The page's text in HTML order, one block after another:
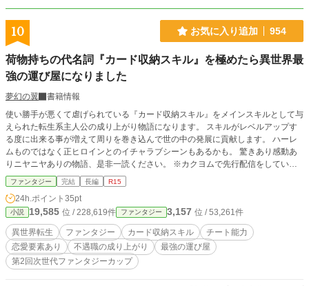
10 お気に入り追加 954
荷物持ちの代名詞『カード収納スキル』を極めたら異世界最
強の運び屋になりました
夢幻の翼
書籍情報
使い勝手が悪くて虐げられている『カード収納スキル』をメインスキルとして与
えられた転生系主人公の成り上がり物語になります。 スキルがレベルアップす
る度に出来る事が増えて周りを巻き込んで世の中の発展に貢献します。 ハーレ
ムものではなく正ヒロインとのイチャラブシーンもあるかも。 驚きあり感動あ
りニヤニヤありの物語、是非一読ください。 ※カクヨムで先行配信をしていま
す。
ファンタジー 完結 長編 R15
24h.ポイント 35pt
小説 19,585 位 / 228,619件 ファンタジー 3,157 位 / 53,261件
異世界転生 ファンタジー カード収納スキル
チート能力
恋愛要素あり
不遇職の成り上がり
最強の運び屋
第2回次世代ファンタジーカップ